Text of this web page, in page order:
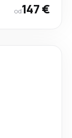
od147 €